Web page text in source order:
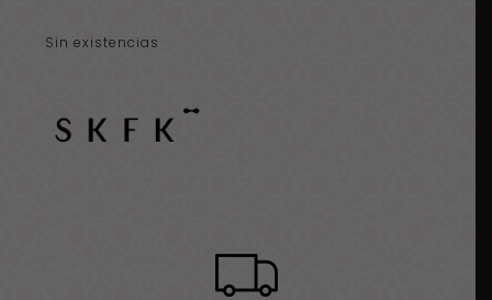
Sin existencias